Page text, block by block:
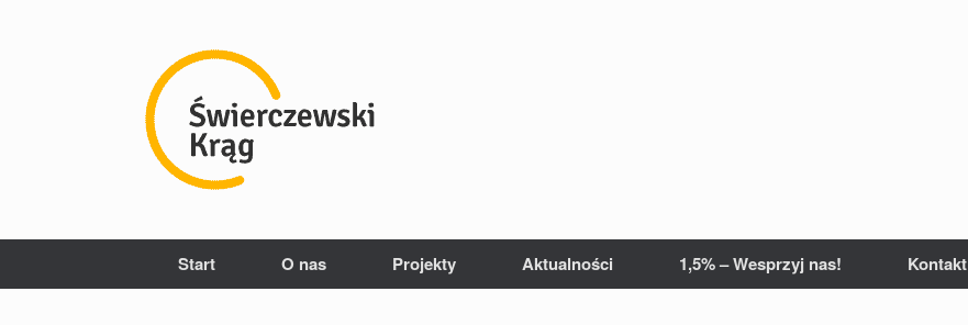
Start O nas Projekty Aktualności 1,5% – Wesprzyj nas! Kontakt